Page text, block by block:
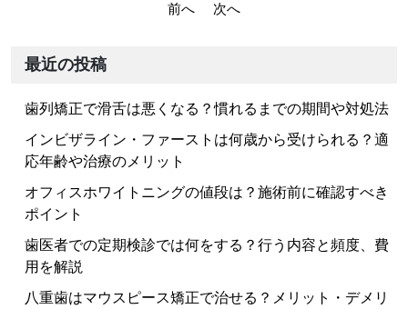
ナ
ゲ
ー
シ
ョ
ン
前へ 次へ
最近の投稿
歯列矯正で滑舌は悪くなる？慣れるまでの期間や対処法
インビザライン・ファーストは何歳から受けられる？適
応年齢や治療のメリット
オフィスホワイトニングの値段は？施術前に確認すべき
ポイント
歯医者での定期検診では何をする？行う内容と頻度、費
用を解説
八重歯はマウスピース矯正で治せる？メリット・デメリ